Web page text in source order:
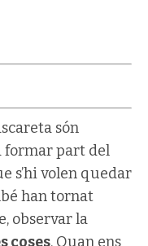
són
formar part del
s’hi volen quedar
han tornat
observar la
coses. Quan ens